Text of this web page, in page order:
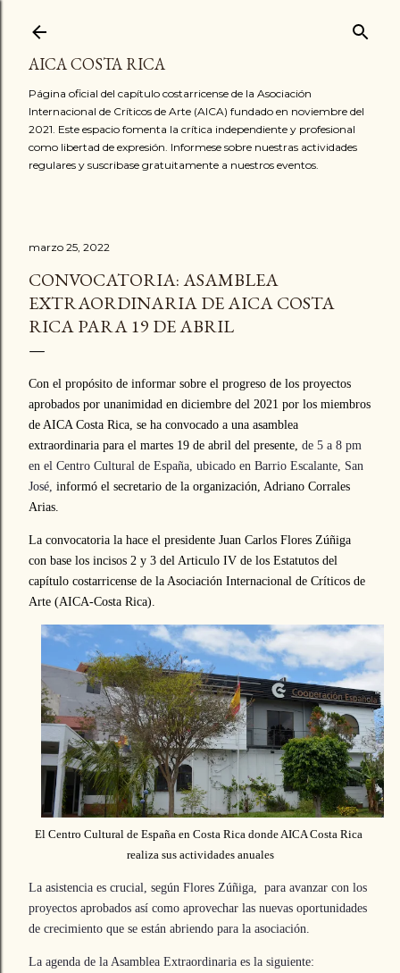
AICA COSTA RICA
Página oficial del capítulo costarricense de la Asociación
Internacional de Críticos de Arte (AICA) fundado en noviembre del
2021. Este espacio fomenta la crítica independiente y profesional
como libertad de expresión. Informese sobre nuestras actividades
regulares y suscribase gratuitamente a nuestros eventos.
marzo 25, 2022
CONVOCATORIA: ASAMBLEA
EXTRAORDINARIA DE AICA COSTA
RICA PARA 19 DE ABRIL
Con el propósito de informar sobre el progreso de los proyectos
aprobados por unanimidad en diciembre del 2021 por los miembros
de AICA Costa Rica, se ha convocado a una asamblea
extraordinaria para el martes 19 de abril del presente, de 5 a 8 pm
en el Centro Cultural de España, ubicado en Barrio Escalante, San
José, informó el secretario de la organización, Adriano Corrales
Arias.
La convocatoria la hace el presidente Juan Carlos Flores Zúñiga
con base los incisos 2 y 3 del Articulo IV de los Estatutos del
capítulo costarricense de la Asociación Internacional de Críticos de
Arte (AICA-Costa Rica).
El Centro Cultural de España en Costa Rica donde AICA Costa Rica
realiza sus actividades anuales
La asistencia es crucial, según Flores Zúñiga, para avanzar con los
proyectos aprobados así como aprovechar las nuevas oportunidades
de crecimiento que se están abriendo para la asociación.
La agenda de la Asamblea Extraordinaria es la siguiente: